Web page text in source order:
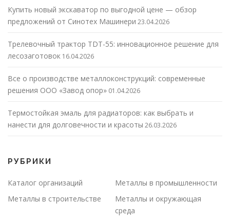
Купить новый экскаватор по выгодной цене — обзор
предложений от Синотех Машинери 23.04.2026
Трелевочный трактор TDT-55: инновационное решение для
лесозаготовок 16.04.2026
Все о производстве металлоконструкций: современные
решения ООО «Завод опор» 01.04.2026
Термостойкая эмаль для радиаторов: как выбрать и
нанести для долговечности и красоты 26.03.2026
РУБРИКИ
Каталог организаций
Металлы в промышленности
Металлы в строительстве
Металлы и окружающая
среда